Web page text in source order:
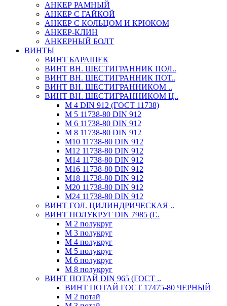
АНКЕР РАМНЫЙ
АНКЕР С ГАЙКОЙ
АНКЕР С КОЛЬЦОМ И КРЮКОМ
АНКЕР-КЛИН
АНКЕРНЫЙ БОЛТ
ВИНТЫ
ВИНТ БАРАШЕК
ВИНТ ВН. ШЕСТИГРАННИК ПОЛ..
ВИНТ ВН. ШЕСТИГРАННИК ПОТ..
ВИНТ ВН. ШЕСТИГРАННИКОМ ..
ВИНТ ВН. ШЕСТИГРАННИКОМ Ц..
М 4 DIN 912 (ГОСТ 11738)
М 5 11738-80 DIN 912
М 6 11738-80 DIN 912
М 8 11738-80 DIN 912
М10 11738-80 DIN 912
М12 11738-80 DIN 912
М14 11738-80 DIN 912
М16 11738-80 DIN 912
М18 11738-80 DIN 912
М20 11738-80 DIN 912
М24 11738-80 DIN 912
ВИНТ ГОЛ. ЦИЛИНДРИЧЕСКАЯ ..
ВИНТ ПОЛУКРУГ DIN 7985 (Г..
М 2 полукруг
М 3 полукруг
М 4 полукруг
М 5 полукруг
М 6 полукруг
М 8 полукруг
ВИНТ ПОТАЙ DIN 965 (ГОСТ ..
ВИНТ ПОТАЙ ГОСТ 17475-80 ЧЕРНЫЙ
М 2 потай